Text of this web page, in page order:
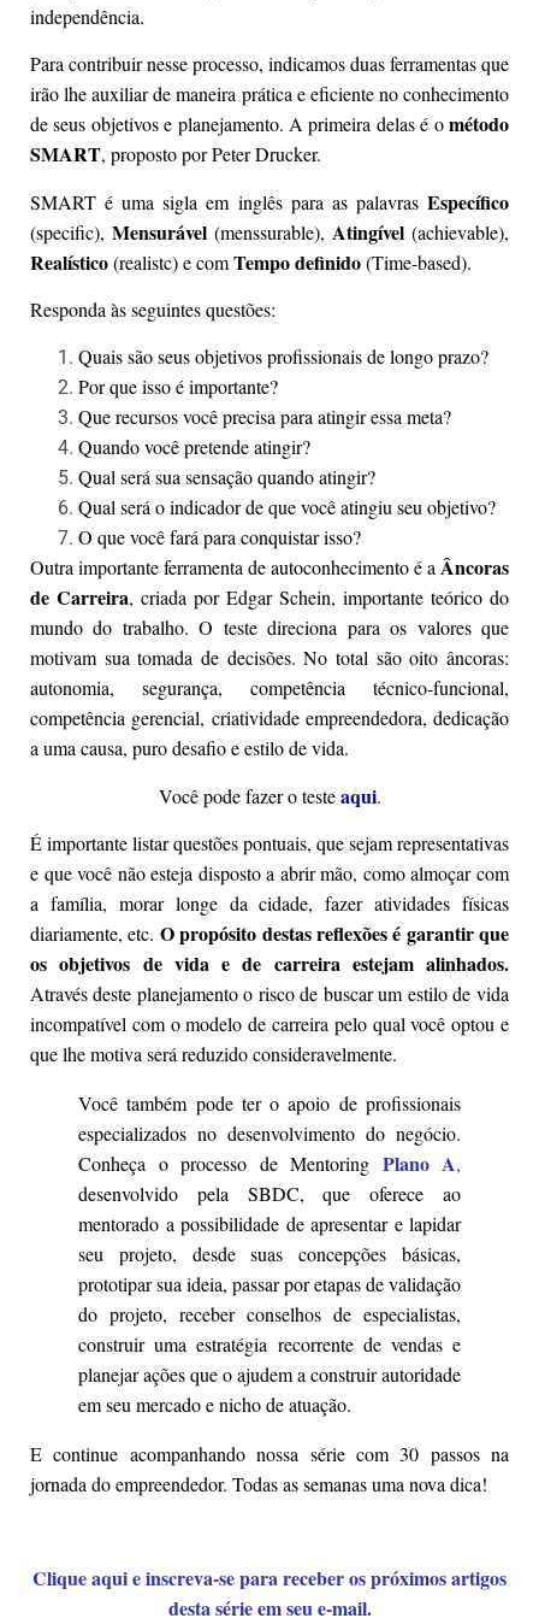
independência.
Para contribuir nesse processo, indicamos duas ferramentas que
irão lhe auxiliar de maneira prática e eficiente no conhecimento
de seus objetivos e planejamento. A primeira delas é ométodo
SMART, proposto por Peter Drucker.
SMART é uma sigla em inglês para as palavras Específico
(specific), Mensurável (menssurable), Atingível (achievable),
Realístico(realistc) e comTempo definido(Time-based).
Responda às seguintes questões:
Quais são seus objetivos profissionais de longo prazo?
Por que isso é importante?
Que recursos você precisa para atingir essa meta?
Quando você pretende atingir?
Qual será sua sensação quando atingir?
Qual será o indicador de que você atingiu seu objetivo?
O que você fará para conquistar isso?
Outra importante ferramenta de autoconhecimento é aÂncoras
de Carreira, criada por Edgar Schein, importante teórico do
mundo do trabalho. O teste direciona para os valores que
motivam sua tomada de decisões. No total são oito âncoras:
autonomia, segurança, competência técnico-funcional,
competência gerencial, criatividade empreendedora, dedicação
a uma causa, puro desafio e estilo de vida.
Você pode fazer o testeaqui.
É importante listar questões pontuais, que sejam representativas
e que você não esteja disposto a abrir mão, como almoçar com
a família, morar longe da cidade, fazer atividades físicas
diariamente, etc. O propósito destas reflexões é garantir que
os objetivos de vida e de carreira estejam alinhados.
Através deste planejamento o risco de buscar um estilo de vida
incompatível com o modelo de carreira pelo qual você optou e
que lhe motiva será reduzido consideravelmente.
Você também pode ter o apoio de profissionais
especializados no desenvolvimento do negócio.
Conheça o processo de Mentoring Plano A,
desenvolvido pela SBDC, que oferece ao
mentorado a possibilidade de apresentar e lapidar
seu projeto, desde suas concepções básicas,
prototipar sua ideia, passar por etapas de validação
do projeto, receber conselhos de especialistas,
construir uma estratégia recorrente de vendas e
planejar ações que o ajudem a construir autoridade
em seu mercado e nicho de atuação.
E continue acompanhando nossa série com 30 passos na
jornada do empreendedor. Todas as semanas uma nova dica!
Clique aqui e inscreva-se para receber os próximos artigos
desta série em seu e-mail.